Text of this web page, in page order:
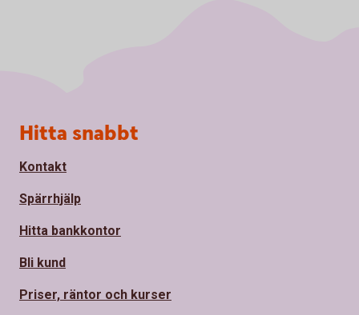
Sidfot
Hitta snabbt
Kontakt
Spärrhjälp
Hitta bankkontor
Bli kund
Priser, räntor och kurser